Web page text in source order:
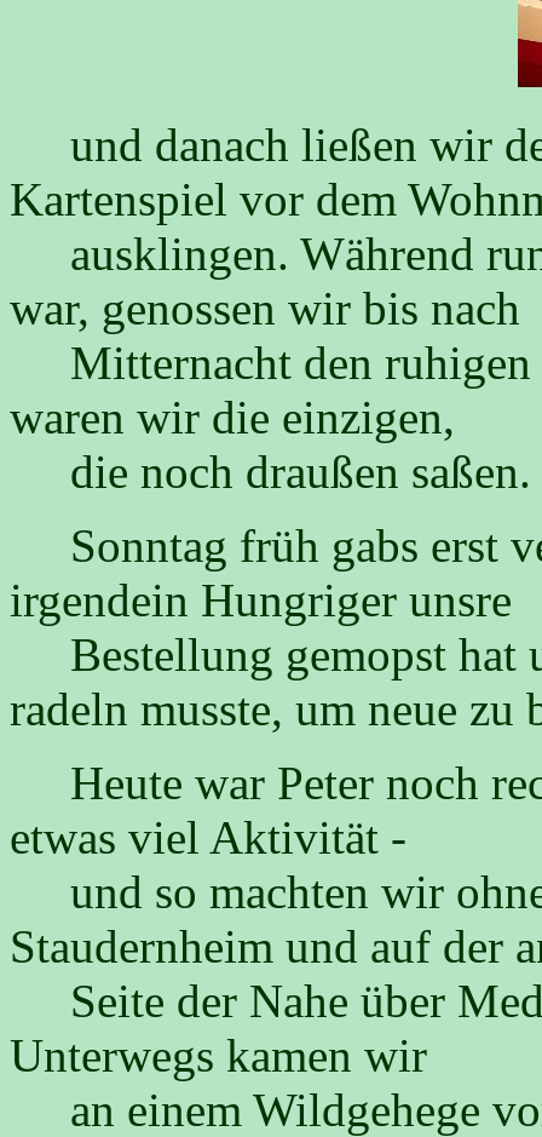
und danach ließen wir
Kartenspiel vor dem
ausklingen. Während
war, genossen wir bis nach
Mitternacht den ruhigen
waren wir die einzigen,
die noch draußen saßen.
Sonntag früh gabs erst
irgendein Hungriger unsre
Bestellung gemopst hat
radeln musste, um neue zu
Heute war Peter noch
etwas viel Aktivität -
und so machten wir
Staudernheim und auf der
Seite der Nahe über
Unterwegs kamen wir
an einem Wildgehege